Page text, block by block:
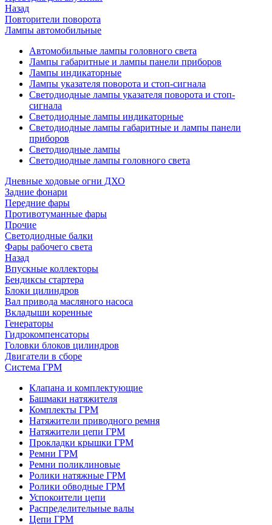
Назад
Повторители поворота
Лампы автомобильные
Автомобильные лампы головного света
Лампы габаритные и лампы панели приборов
Лампы индикаторные
Лампы указателя поворота и стоп-сигнала
Светодиодные лампы указателя поворота и стоп-
сигнала
Светодиодные лампы индикаторные
Светодиодные лампы габаритные и лампы панели
приборов
Светодиодные лампы
Светодиодные лампы головного света
Дневные ходовые огни ДХО
Задние фонари
Передние фары
Противотуманные фары
Прочие
Светодиодные балки
Фары рабочего света
Назад
Впускные коллекторы
Бендиксы стартера
Блоки цилиндров
Вал привода масляного насоса
Вкладыши коренные
Генераторы
Гидрокомпенсаторы
Головки блоков цилиндров
Двигатели в сборе
Система ГРМ
Клапана и комплектующие
Башмаки натяжителя
Комплекты ГРМ
Натяжители приводного ремня
Натяжители цепи ГРМ
Прокладки крышки ГРМ
Ремни ГРМ
Ремни поликлиновые
Ролики натяжные ГРМ
Ролики обводные ГРМ
Успокоители цепи
Распределительные валы
Цепи ГРМ